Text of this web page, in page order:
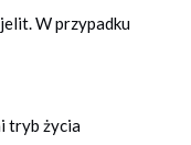
W przypadku
tryb życia